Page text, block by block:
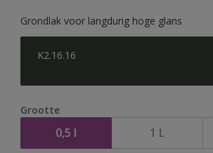
Grondlak voor langdurig hoge glans
K2.16.16
Grootte
0,5 l 1 L